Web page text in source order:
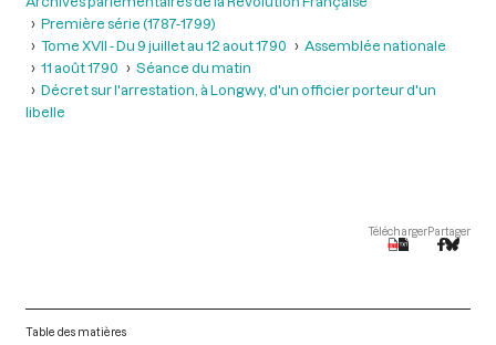
Première série (1787-1799)
Tome XVII - Du 9 juillet au 12 aout 1790
Assemblée nationale
11 août 1790
Séance du matin
Décret sur l'arrestation, à Longwy, d'un officier porteur d'un
libelle
TéléchargerPartager
Table des matières